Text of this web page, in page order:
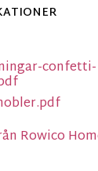
confetti-
Rowico